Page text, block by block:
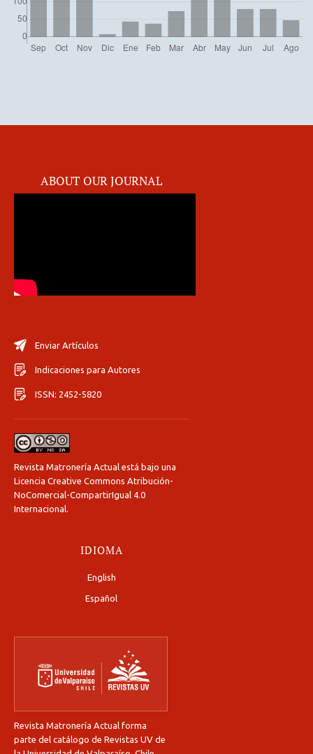
ABOUT OUR JOURNAL
Enviar Artículos
Indicaciones para Autores
ISSN: 2452-5820
Revista Matronería Actual está bajo una
Licencia Creative Commons Atribución-
NoComercial-CompartirIgual 4.0
Internacional.
IDIOMA
English
Español
Revista Matronería Actual forma
parte del catálogo de Revistas UV de